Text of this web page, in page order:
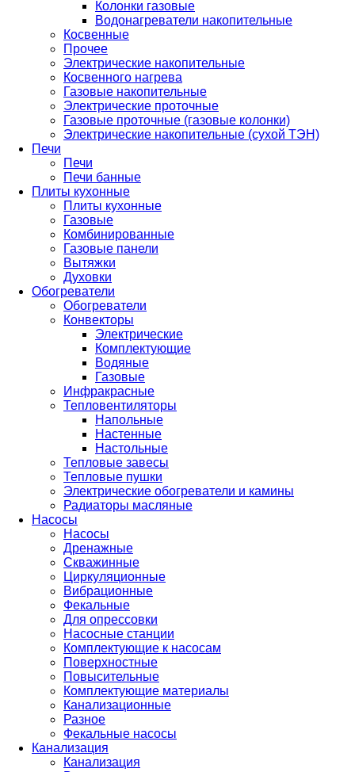
Колонки газовые
Водонагреватели накопительные
Косвенные
Прочее
Электрические накопительные
Косвенного нагрева
Газовые накопительные
Электрические проточные
Газовые проточные (газовые колонки)
Электрические накопительные (сухой ТЭН)
Печи
Печи
Печи банные
Плиты кухонные
Плиты кухонные
Газовые
Комбинированные
Газовые панели
Вытяжки
Духовки
Обогреватели
Обогреватели
Конвекторы
Электрические
Комплектующие
Водяные
Газовые
Инфракрасные
Тепловентиляторы
Напольные
Настенные
Настольные
Тепловые завесы
Тепловые пушки
Электрические обогреватели и камины
Радиаторы масляные
Насосы
Насосы
Дренажные
Скважинные
Циркуляционные
Вибрационные
Фекальные
Для опрессовки
Насосные станции
Комплектующие к насосам
Поверхностные
Повысительные
Комплектующие материалы
Канализационные
Разное
Фекальные насосы
Канализация
Канализация